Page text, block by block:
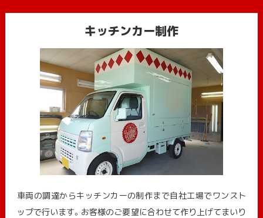
キッチンカー制作
車両の調達からキッチンカーの制作まで自社工場でワンスト
ップで行います。お客様のご要望に合わせて作り上げてまいり